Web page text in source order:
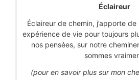
Éclaireur
Éclaireur de chemin, j’apporte
expérience de vie pour toujours
nos pensées, sur notre
sommes
(pour en savoir plus sur mon